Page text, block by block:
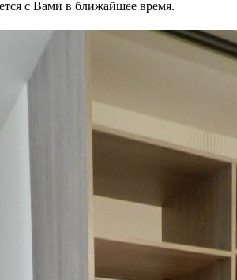
с Вами в ближайшее время.